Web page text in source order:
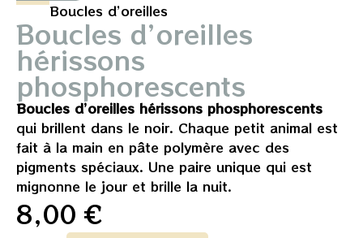
Boucles d’oreilles
Boucles d’oreilles
hérissons
phosphorescents
Boucles d’oreilles hérissons phosphorescents
qui brillent dans le noir. Chaque petit animal est
fait à la main en pâte polymère avec des
pigments spéciaux. Une paire unique qui est
mignonne le jour et brille la nuit.
8,00 €